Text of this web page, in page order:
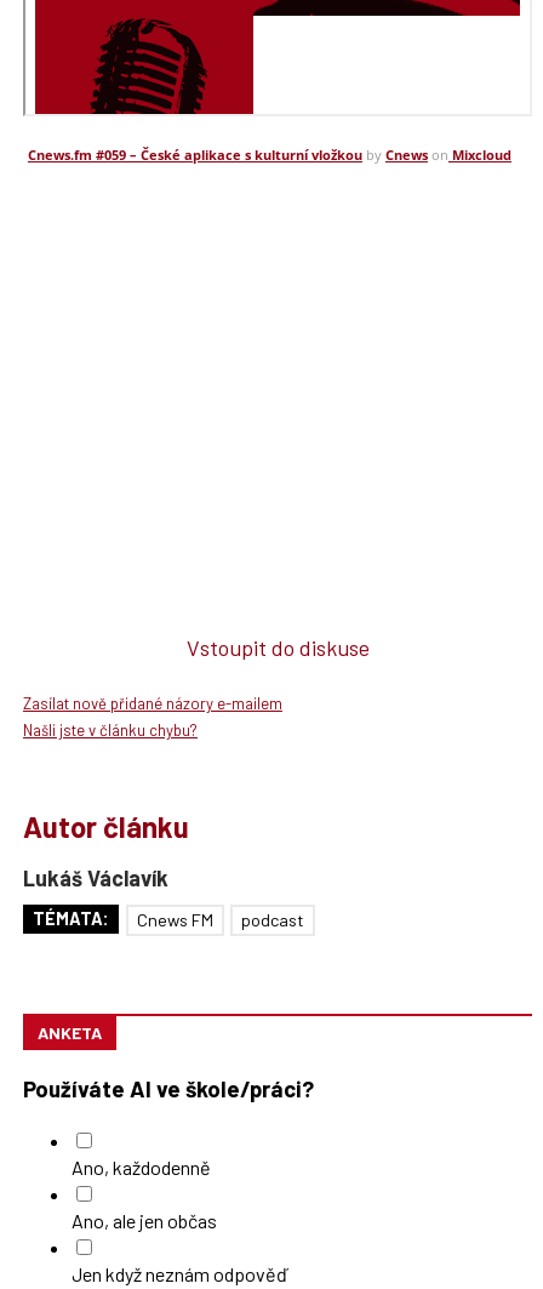
Cnews.fm #059 – České aplikace s kulturní vložkouby Cnewson Mixcloud
Vstoupit do diskuse
Zasílat nově přidané názory e-mailem
Našli jste v článku chybu?
Autor článku
Lukáš Václavík
TÉMATA: Cnews FM podcast
ANKETA
Používáte AI ve škole/práci?
Ano, každodenně
Ano, ale jen občas
Jen když neznám odpověď